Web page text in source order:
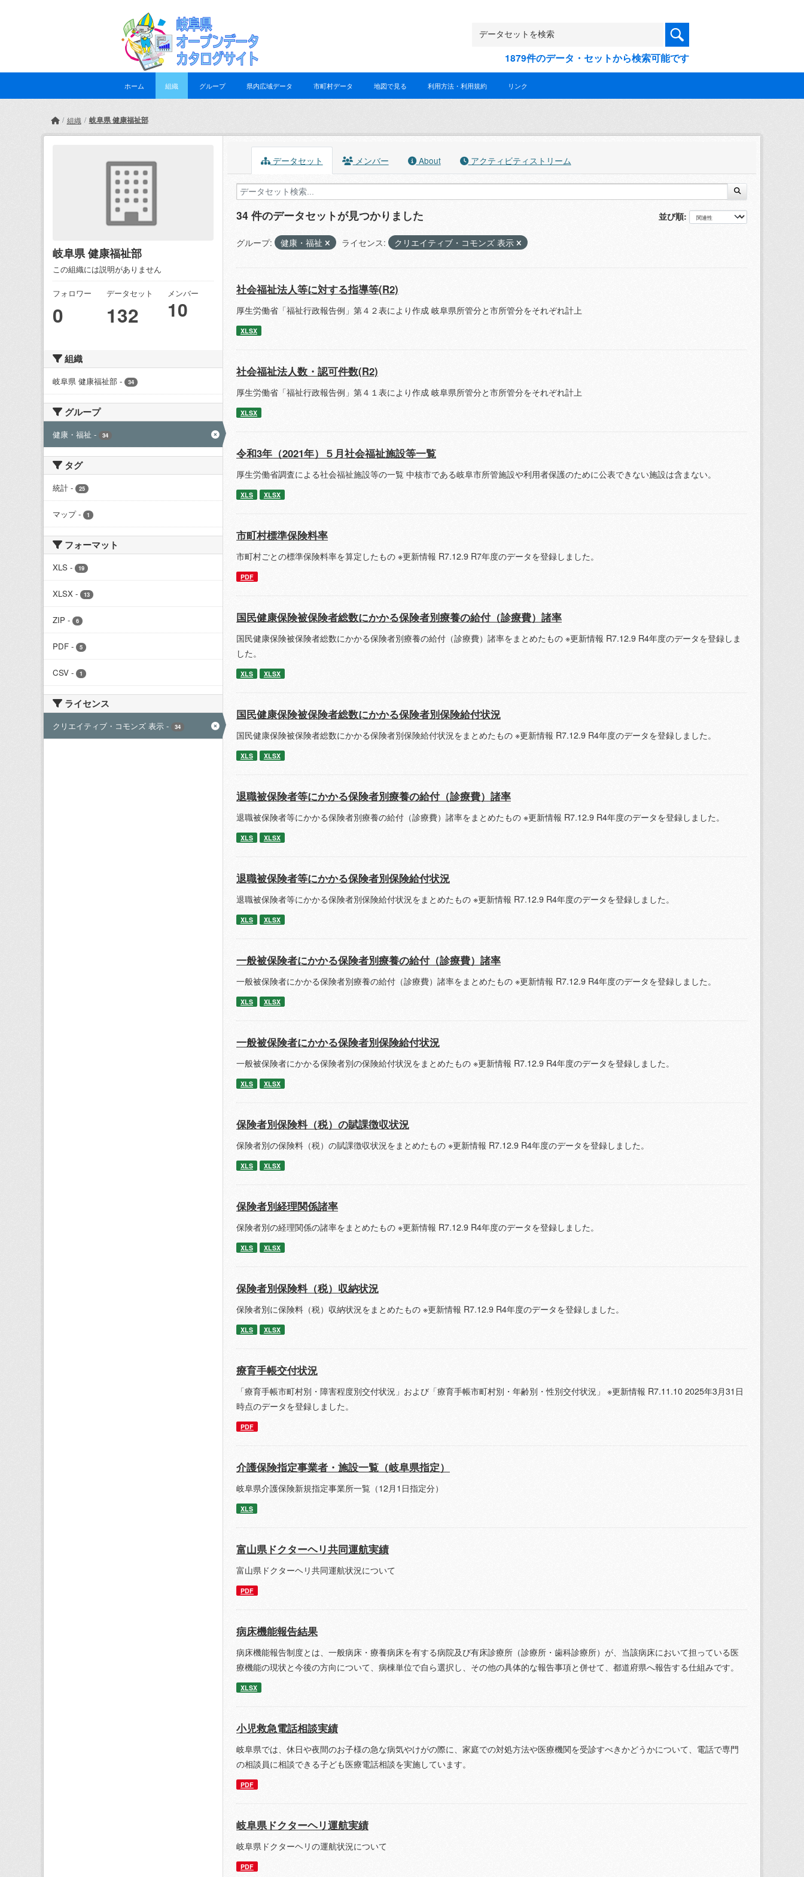
1879件のデータ・セットから検索可能です
ホーム 組織 グループ 県内広域データ 市町村データ 地図で見る 利用方法・利用規約 リンク
組織 岐阜県 健康福祉部
岐阜県 健康福祉部
この組織には説明がありません
フォロワー
0
データセット
132
メンバー
10
組織
岐阜県 健康福祉部 - 34
グループ
健康・福祉 - 34
タグ
統計 - 25
マップ - 1
フォーマット
XLS - 19
XLSX - 13
ZIP - 6
PDF - 5
CSV - 1
ライセンス
クリエイティブ・コモンズ 表示 - 34
データセット メンバー About アクティビティストリーム
並び順
34 件のデータセットが見つかりました
グループ: 健康・福祉 ライセンス: クリエイティブ・コモンズ 表示
社会福祉法人等に対する指導等(R2)
厚生労働省「福祉行政報告例」第４２表により作成 岐阜県所管分と市所管分をそれぞれ計上
XLSX
社会福祉法人数・認可件数(R2)
厚生労働省「福祉行政報告例」第４１表により作成 岐阜県所管分と市所管分をそれぞれ計上
XLSX
令和3年（2021年）５月社会福祉施設等一覧
厚生労働省調査による社会福祉施設等の一覧 中核市である岐阜市所管施設や利用者保護のために公表できない施設は含まない。
XLS XLSX
市町村標準保険料率
市町村ごとの標準保険料率を算定したもの ※更新情報 R7.12.9 R7年度のデータを登録しました。
PDF
国民健康保険被保険者総数にかかる保険者別療養の給付（診療費）諸率
国民健康保険被保険者総数にかかる保険者別療養の給付（診療費）諸率をまとめたもの ※更新情報 R7.12.9 R4年度のデータを登録しま
した。
XLS XLSX
国民健康保険被保険者総数にかかる保険者別保険給付状況
国民健康保険被保険者総数にかかる保険者別保険給付状況をまとめたもの ※更新情報 R7.12.9 R4年度のデータを登録しました。
XLS XLSX
退職被保険者等にかかる保険者別療養の給付（診療費）諸率
退職被保険者等にかかる保険者別療養の給付（診療費）諸率をまとめたもの ※更新情報 R7.12.9 R4年度のデータを登録しました。
XLS XLSX
退職被保険者等にかかる保険者別保険給付状況
退職被保険者等にかかる保険者別保険給付状況をまとめたもの ※更新情報 R7.12.9 R4年度のデータを登録しました。
XLS XLSX
一般被保険者にかかる保険者別療養の給付（診療費）諸率
一般被保険者にかかる保険者別療養の給付（診療費）諸率をまとめたもの ※更新情報 R7.12.9 R4年度のデータを登録しました。
XLS XLSX
一般被保険者にかかる保険者別保険給付状況
一般被保険者にかかる保険者別の保険給付状況をまとめたもの ※更新情報 R7.12.9 R4年度のデータを登録しました。
XLS XLSX
保険者別保険料（税）の賦課徴収状況
保険者別の保険料（税）の賦課徴収状況をまとめたもの ※更新情報 R7.12.9 R4年度のデータを登録しました。
XLS XLSX
保険者別経理関係諸率
保険者別の経理関係の諸率をまとめたもの ※更新情報 R7.12.9 R4年度のデータを登録しました。
XLS XLSX
保険者別保険料（税）収納状況
保険者別に保険料（税）収納状況をまとめたもの ※更新情報 R7.12.9 R4年度のデータを登録しました。
XLS XLSX
療育手帳交付状況
「療育手帳市町村別・障害程度別交付状況」および「療育手帳市町村別・年齢別・性別交付状況」 ※更新情報 R7.11.10 2025年3月31日
時点のデータを登録しました。
PDF
介護保険指定事業者・施設一覧（岐阜県指定）
岐阜県介護保険新規指定事業所一覧（12月1日指定分）
XLS
富山県ドクターヘリ共同運航実績
富山県ドクターヘリ共同運航状況について
PDF
病床機能報告結果
病床機能報告制度とは、一般病床・療養病床を有する病院及び有床診療所（診療所・歯科診療所）が、当該病床において担っている医
療機能の現状と今後の方向について、病棟単位で自ら選択し、その他の具体的な報告事項と併せて、都道府県へ報告する仕組みです。
XLSX
小児救急電話相談実績
岐阜県では、休日や夜間のお子様の急な病気やけがの際に、家庭での対処方法や医療機関を受診すべきかどうかについて、電話で専門
の相談員に相談できる子ども医療電話相談を実施しています。
PDF
岐阜県ドクターヘリ運航実績
岐阜県ドクターヘリの運航状況について
PDF